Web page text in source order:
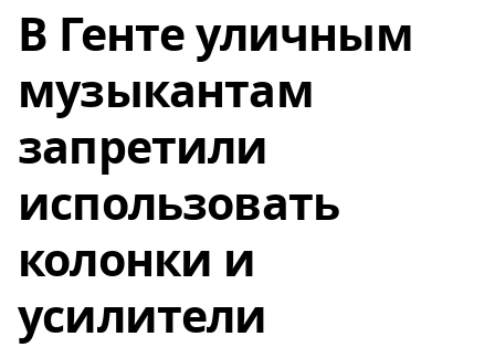
В Генте уличным
музыкантам
запретили
использовать
колонки и
усилители